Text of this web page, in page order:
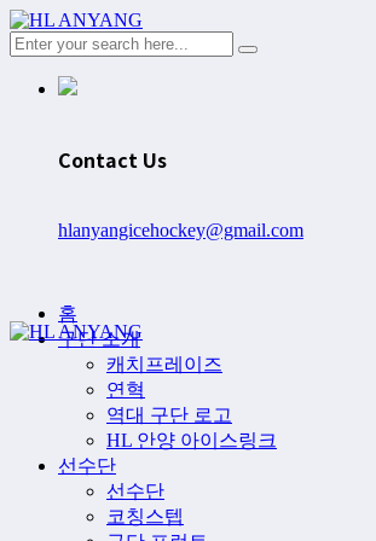
Contact Us
hlanyangicehockey@gmail.com
홈
구단 소개
캐치프레이즈
연혁
역대 구단 로고
HL 안양 아이스링크
선수단
선수단
코칭스텝